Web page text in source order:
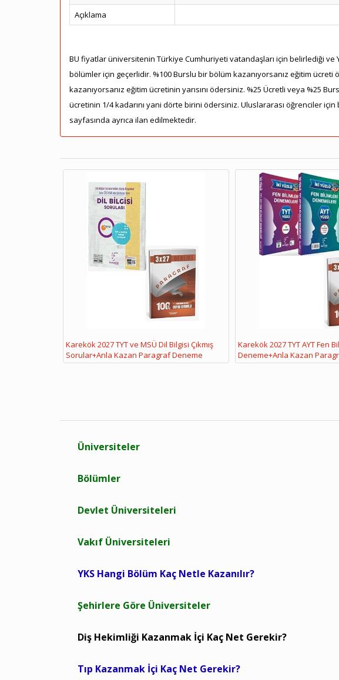
Açıklama
BU fiyatlar üniversitenin Türkiye Cumhuriyeti vatandaşları için belirlediği ve
bölümler için geçerlidir. %100 Burslu bir bölüm kazanıyorsanız eğitim ücreti
kazanıyorsanız eğitim ücretinin yarısını ödersiniz. %25 Ücretli veya %25
ücretinin 1/4 kadarını yani dörte birini ödersiniz. Uluslararası öğrenciler
sayfasında ayrıca ilan edilmektedir.
Karekök 2027 TYT ve MSÜ Dil Bilgisi Çıkmış
Sorular+Anla Kazan Paragraf Deneme
Karekök 2027 TYT AYT Fen
Deneme+Anla Kazan
Üniversiteler
Bölümler
Devlet Üniversiteleri
Vakıf Üniversiteleri
YKS Hangi Bölüm Kaç Netle Kazanılır?
Şehirlere Göre Üniversiteler
Diş Hekimliği Kazanmak İçi Kaç Net Gerekir?
Tıp Kazanmak İçi Kaç Net Gerekir?